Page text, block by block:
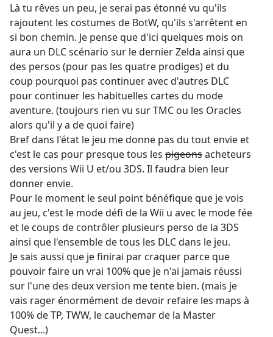
Là tu rêves un peu, je serai pas étonné vu qu'ils
rajoutent les costumes de BotW, qu'ils s'arrêtent en
si bon chemin. Je pense que d'ici quelques mois on
aura un DLC scénario sur le dernier Zelda ainsi que
des persos (pour pas les quatre prodiges) et du
coup pourquoi pas continuer avec d'autres DLC
pour continuer les habituelles cartes du mode
aventure. (toujours rien vu sur TMC ou les Oracles
alors qu'il y a de quoi faire)
Bref dans l'état le jeu me donne pas du tout envie et
c'est le cas pour presque tous les pigeonsacheteurs
des versions Wii U et/ou 3DS. Il faudra bien leur
donner envie.
Pour le moment le seul point bénéfique que je vois
au jeu, c'est le mode défi de la Wii u avec le mode fée
et le coups de contrôler plusieurs perso de la 3DS
ainsi que l'ensemble de tous les DLC dans le jeu.
Je sais aussi que je finirai par craquer parce que
pouvoir faire un vrai 100% que je n'ai jamais réussi
sur l'une des deux version me tente bien. (mais je
vais rager énormément de devoir refaire les maps à
100% de TP, TWW, le cauchemar de la Master
Quest...)